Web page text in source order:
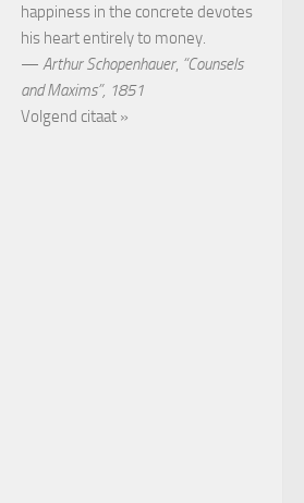
happiness in the concrete devotes
his heart entirely to money.
— Arthur Schopenhauer, “Counsels
and Maxims”, 1851
Volgend citaat »